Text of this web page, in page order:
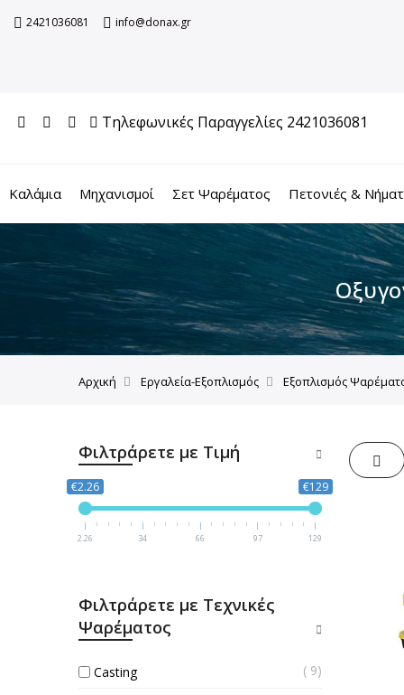
2421036081 info@donax.gr
Τηλεφωνικές Παραγγελίες 2421036081
Καλάμια Μηχανισμοί Σετ Ψαρέματος Πετονιές &
Αρχική Εργαλεία-Εξοπλισμός Εξοπλισμός
Φιλτράρετε με Τιμή
€2.26 €129
2.26 34 66 97 129
Φιλτράρετε με Τεχνικές
Ψαρέματος
Casting 9